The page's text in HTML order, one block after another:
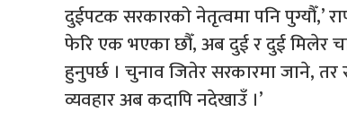
दुईपटक सरकारको नेतृत्वमा पनि पुग्यौँ,’
फेरि एक भएका छौँ, अब दुई र दुई मिलेर
हुनुपर्छ । चुनाव जितेर सरकारमा जाने, तर
व्यवहार अब कदापि नदेखाउँ ।’